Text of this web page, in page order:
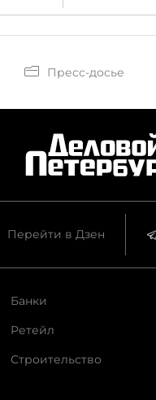
Пресс-досье
Перейти в Дзен
Банки
Ретейл
Строительство